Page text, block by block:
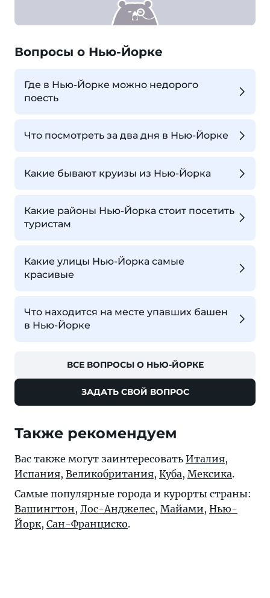
Вопросы о Нью-Йорке
Где в Нью-Йорке можно недорого
поесть
Что посмотреть за два дня в Нью-Йорке
Какие бывают круизы из Нью-Йорка
Какие районы Нью-Йорка стоит посетить
туристам
Какие улицы Нью-Йорка самые
красивые
Что находится на месте упавших башен
в Нью-Йорке
ВСЕ ВОПРОСЫ О НЬЮ-ЙОРКЕ
ЗАДАТЬ СВОЙ ВОПРОС
Также рекомендуем
Вас также могут заинтересовать Италия,
Испания, Великобритания, Куба, Мексика.
Самые популярные города и курорты страны:
Вашингтон, Лос-Анджелес, Майами, Нью-
Йорк, Сан-Франциско.